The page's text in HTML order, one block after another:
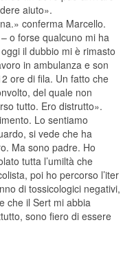
aiuto».
conferma Marcello.
o forse qualcuno mi ha
il dubbio mi è rimasto
in ambulanza e son
ore di fila. Un fatto che
del quale non
tutto. Ero distrutto».
Lo sentiamo
si vede che ha
Ma sono padre. Ho
tutta l’umiltà che
poi ho percorso l’iter
di tossicologici negativi,
che il Sert mi abbia
sono fiero di essere